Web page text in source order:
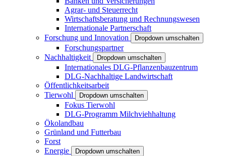
Agrar- und Steuerrecht
Wirtschaftsberatung und Rechnungswesen
Internationale Partnerschaft
Forschung und Innovation
Dropdown umschalten
Forschungspartner
Nachhaltigkeit
Dropdown umschalten
Internationales DLG-Pflanzenbauzentrum
DLG-Nachhaltige Landwirtschaft
Öffentlichkeitsarbeit
Tierwohl
Dropdown umschalten
Fokus Tierwohl
DLG-Programm Milchviehhaltung
Ökolandbau
Grünland und Futterbau
Forst
Energie
Dropdown umschalten